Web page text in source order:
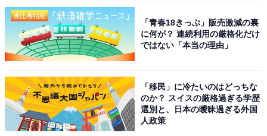
こちらもおすすめ
ドホテル」が今だけ特別価格に！ 大自然に囲ま
れた大型旅館でゆったり時間【10月31日】
「青春18きっぷ」販売激減の裏
に何が？ 連続利用の厳格化だけ
ではない「本当の理由」
「移民」に冷たいのはどっちな
のか？ スイスの厳格過ぎる学歴
選別と、日本の曖昧過ぎる外国
人政策